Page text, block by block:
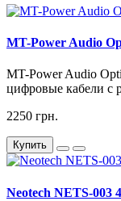
MT-Power Audio
MT-Power Audio
цифровые кабели с
2250 грн.
Купить
Neotech NETS-003